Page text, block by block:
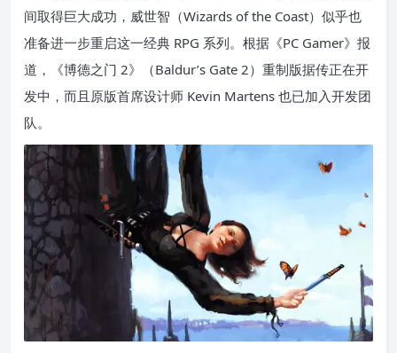
间取得巨大成功，威世智（Wizards of the Coast）似乎也
准备进一步重启这一经典 RPG 系列。根据《PC Gamer》报
道，《博德之门 2》（Baldur’s Gate 2）重制版据传正在开
发中，而且原版首席设计师 Kevin Martens 也已加入开发团
队。